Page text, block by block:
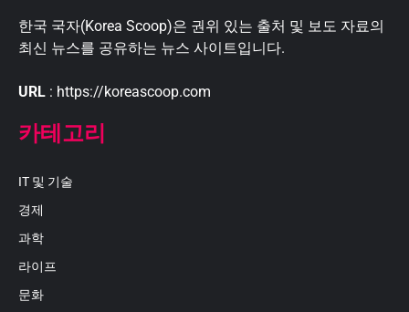
한국 국자(Korea Scoop)은 권위 있는 출처 및 보도 자료의
최신 뉴스를 공유하는 뉴스 사이트입니다.
URL : https://koreascoop.com
카테고리
IT 및 기술
경제
과학
라이프
문화